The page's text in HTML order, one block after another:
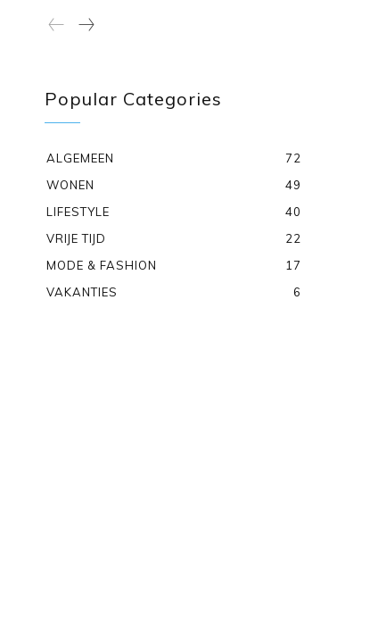
Popular Categories
ALGEMEEN
72
WONEN
49
LIFESTYLE
40
VRIJE TIJD
22
MODE & FASHION
17
VAKANTIES
6